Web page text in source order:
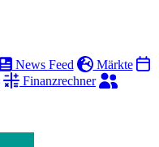
News Feed
Märkte
Finanzrechner